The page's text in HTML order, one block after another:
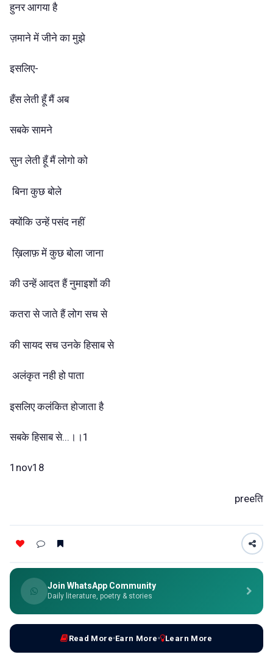
हुनर आगया है
ज़माने में जीने का मुझे
इसलिए-
हँस लेती हूँ मैं अब
सबके सामने
सुन लेती हूँ मैं लोगो को
बिना कुछ बोले
क्योंकि उन्हें पसंद नहीं
ख़िलाफ़ में कुछ बोला जाना
की उन्हें आदत हैं नुमाइशों की
कतरा से जाते हैं लोग सच से
की सायद सच उनके हिसाब से
अलंकृत नही हो पाता
इसलिए कलंकित होजाता है
सबके हिसाब से...।।1
1nov18
preeति
Join WhatsApp Community
Daily literature, poetry & stories
Read More Earn More Learn More